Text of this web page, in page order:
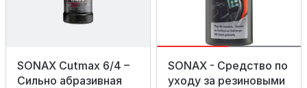
SONAX Cutmax 6/4 –
Сильно абразивная
SONAX - Средство по
уходу за резиновыми